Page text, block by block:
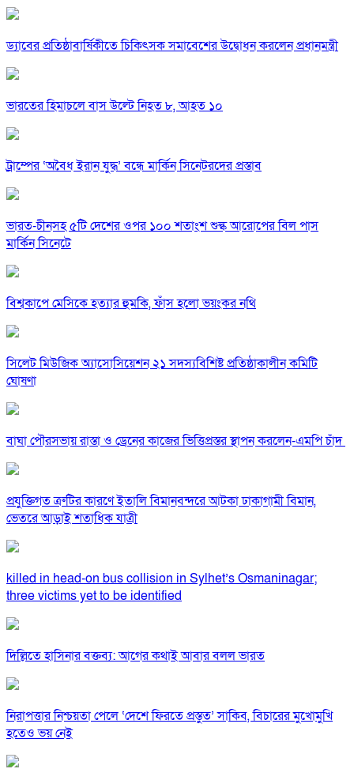
ড্যাবের প্রতিষ্ঠাবার্ষিকীতে চিকিৎসক সমাবেশের উদ্বোধন করলেন প্রধানমন্ত্রী
ভারতের হিমাচলে বাস উল্টে নিহত ৮, আহত ১০
ট্রাম্পের ‘অবৈধ ইরান যুদ্ধ’ বন্ধে মার্কিন সিনেটরদের প্রস্তাব
ভারত-চীনসহ ৫টি দেশের ওপর ১০০ শতাংশ শুল্ক আরোপের বিল পাস
মার্কিন সিনেটে
বিশ্বকাপে মেসিকে হত্যার হুমকি, ফাঁস হলো ভয়ংকর নথি
সিলেট মিউজিক অ্যাসোসিয়েশন ২১ সদস্যবিশিষ্ট প্রতিষ্ঠাকালীন কমিটি
ঘোষণা
বাঘা পৌরসভায় রাস্তা ও ড্রেনের কাজের ভিত্তিপ্রস্তর স্থাপন করলেন-এমপি চাঁদ
প্রযুক্তিগত ত্রুটির কারণে ইতালি বিমানবন্দরে আটকা ঢাকাগামী বিমান,
ভেতরে আড়াই শতাধিক যাত্রী
killed in head-on bus collision in Sylhet’s Osmaninagar;
three victims yet to be identified
দিল্লিতে হাসিনার বক্তব্য: আগের কথাই আবার বলল ভারত
নিরাপত্তার নিশ্চয়তা পেলে ‘দেশে ফিরতে প্রস্তুত’ সাকিব, বিচারের মুখোমুখি
হতেও ভয় নেই